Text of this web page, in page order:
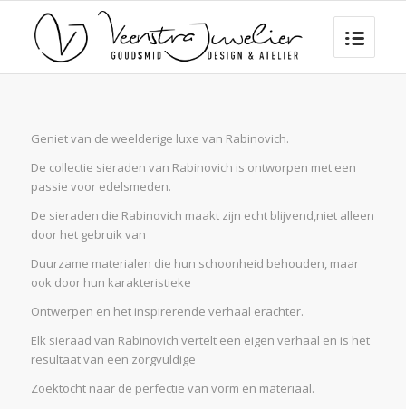
Geniet van de weelderige luxe van Rabinovich.
De collectie sieraden van Rabinovich is ontworpen met een
passie voor edelsmeden.
De sieraden die Rabinovich maakt zijn echt blijvend,niet alleen
door het gebruik van
Duurzame materialen die hun schoonheid behouden, maar
ook door hun karakteristieke
Ontwerpen en het inspirerende verhaal erachter.
Elk sieraad van Rabinovich vertelt een eigen verhaal en is het
resultaat van een zorgvuldige
Zoektocht naar de perfectie van vorm en materiaal.